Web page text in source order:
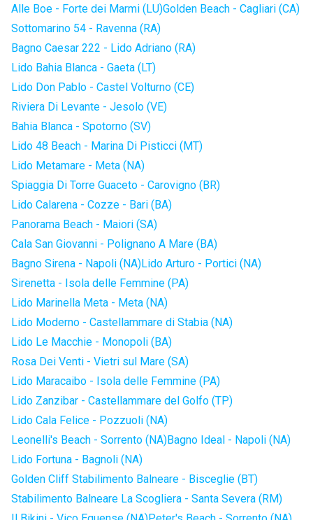
Alle Boe - Forte dei Marmi (LU)Golden Beach - Cagliari (CA)
Sottomarino 54 - Ravenna (RA)
Bagno Caesar 222 - Lido Adriano (RA)
Lido Bahia Blanca - Gaeta (LT)
Lido Don Pablo - Castel Volturno (CE)
Riviera Di Levante - Jesolo (VE)
Bahia Blanca - Spotorno (SV)
Lido 48 Beach - Marina Di Pisticci (MT)
Lido Metamare - Meta (NA)
Spiaggia Di Torre Guaceto - Carovigno (BR)
Lido Calarena - Cozze - Bari (BA)
Panorama Beach - Maiori (SA)
Cala San Giovanni - Polignano A Mare (BA)
Bagno Sirena - Napoli (NA)Lido Arturo - Portici (NA)
Sirenetta - Isola delle Femmine (PA)
Lido Marinella Meta - Meta (NA)
Lido Moderno - Castellammare di Stabia (NA)
Lido Le Macchie - Monopoli (BA)
Rosa Dei Venti - Vietri sul Mare (SA)
Lido Maracaibo - Isola delle Femmine (PA)
Lido Zanzibar - Castellammare del Golfo (TP)
Lido Cala Felice - Pozzuoli (NA)
Leonelli's Beach - Sorrento (NA)Bagno Ideal - Napoli (NA)
Lido Fortuna - Bagnoli (NA)
Golden Cliff Stabilimento Balneare - Bisceglie (BT)
Stabilimento Balneare La Scogliera - Santa Severa (RM)